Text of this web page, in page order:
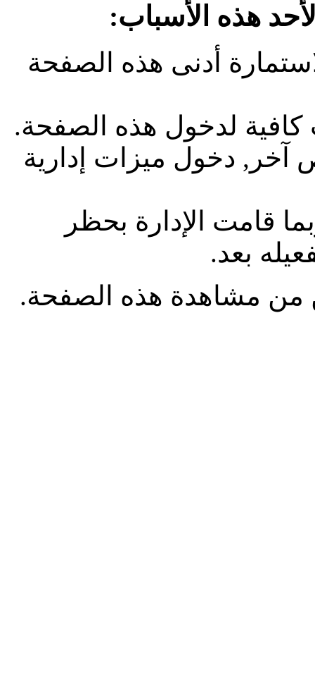
هذه الأسباب:
أدنى هذه الصفحة
كافية لدخول هذه الصفحة.
دخول ميزات إدارية
قامت الإدارة بحظر
بعد.
مشاهدة هذه الصفحة.